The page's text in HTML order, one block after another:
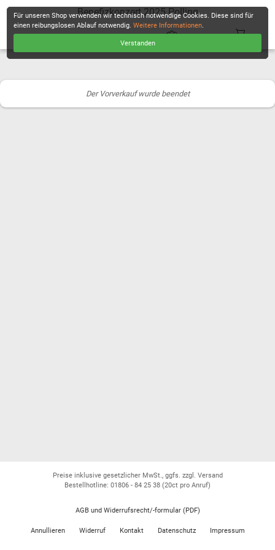
Benefizkonzert 2025 Polling
Der Vorverkauf wurde beendet
Für unseren Shop verwenden wir technisch notwendige Cookies. Diese sind für
einen reibungslosen Ablauf notwendig.Weitere Informationen.
Verstanden
Preise inklusive gesetzlicher MwSt., ggfs. zzgl. Versand
Bestellhotline: 01806 - 84 25 38 (20ct pro Anruf)
AGB und Widerrufsrecht/-formular (PDF)
Annullieren Widerruf Kontakt Datenschutz Impressum